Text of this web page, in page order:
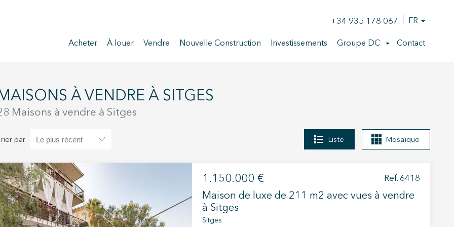
+34 935 178 067 FR
Acheter À louer Vendre Nouvelle Construction Investissements Groupe DC Contact
MAISONS À VENDRE À SITGES
Maisons à vendre à Sitges
par Liste Mosaïque
1.150.000 € Ref. 6418
Maison de luxe de 211 m2 avec vues à vendre
à Sitges
Sitges